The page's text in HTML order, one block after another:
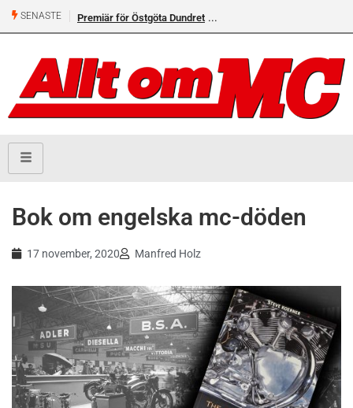
SENASTE Premiär för Östgöta Dundret
Bok om engelska mc-döden
17 november, 2020 Manfred Holz